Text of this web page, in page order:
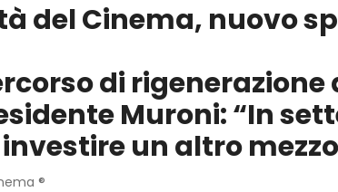
del Cinema, nuovo
di
Muroni: “In
un altro
®